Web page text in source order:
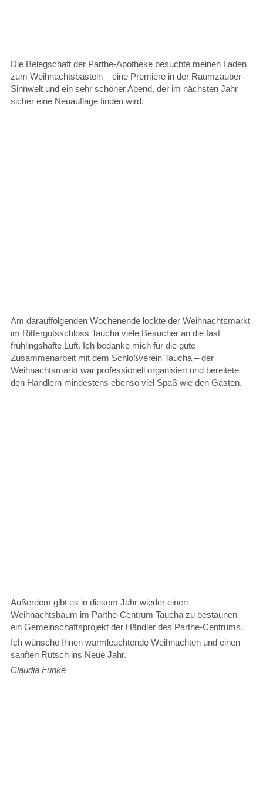
Die Belegschaft der Parthe-Apotheke besuchte meinen Laden
zum Weihnachtsbasteln – eine Premiere in der Raumzauber-
Sinnwelt und ein sehr schöner Abend, der im nächsten Jahr
sicher eine Neuauflage finden wird.
Am darauffolgenden Wochenende lockte der Weihnachtsmarkt
im Rittergutsschloss Taucha viele Besucher an die fast
frühlingshafte Luft. Ich bedanke mich für die gute
Zusammenarbeit mit dem Schloßverein Taucha – der
Weihnachtsmarkt war professionell organisiert und bereitete
den Händlern mindestens ebenso viel Spaß wie den Gästen.
Außerdem gibt es in diesem Jahr wieder einen
Weihnachtsbaum im Parthe-Centrum Taucha zu bestaunen –
ein Gemeinschaftsprojekt der Händler des Parthe-Centrums.
Ich wünsche Ihnen warmleuchtende Weihnachten und einen
sanften Rutsch ins Neue Jahr.
Claudia Funke